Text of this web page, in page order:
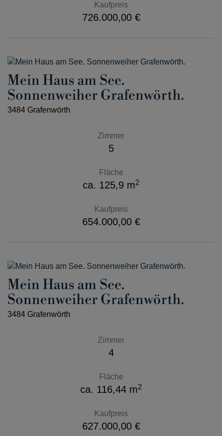
Kaufpreis
726.000,00 €
Mein Haus am See.
Sonnenweiher Grafenwörth.
3484 Grafenwörth
Zimmer
5
Fläche
ca. 125,9 m2
Kaufpreis
654.000,00 €
Mein Haus am See.
Sonnenweiher Grafenwörth.
3484 Grafenwörth
Zimmer
4
Fläche
ca. 116,44 m2
Kaufpreis
627.000,00 €